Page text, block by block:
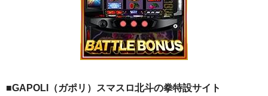
■GAPOLI（ガポリ）スマスロ北斗の拳特設サイト